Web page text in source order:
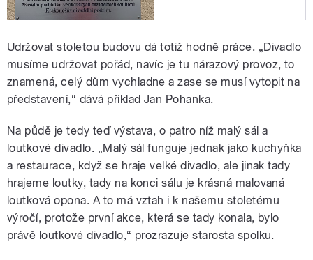
Udržovat stoletou budovu dá totiž hodně práce. „Divadlo
musíme udržovat pořád, navíc je tu nárazový provoz, to
znamená, celý dům vychladne a zase se musí vytopit na
představení,“ dává příklad Jan Pohanka.
Na půdě je tedy teď výstava, o patro níž malý sál a
loutkové divadlo. „Malý sál funguje jednak jako kuchyňka
a restaurace, když se hraje velké divadlo, ale jinak tady
hrajeme loutky, tady na konci sálu je krásná malovaná
loutková opona. A to má vztah i k našemu stoletému
výročí, protože první akce, která se tady konala, bylo
právě loutkové divadlo,“ prozrazuje starosta spolku.